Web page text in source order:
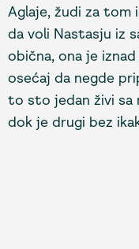
Aglaje, žudi za tom
da voli Nastasju iz
obična, ona je
osećaj da negde
to sto jedan živi sa
dok je drugi bez